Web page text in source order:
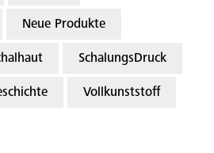
Neue Produkte
SchalungsDruck
Vollkunststoff